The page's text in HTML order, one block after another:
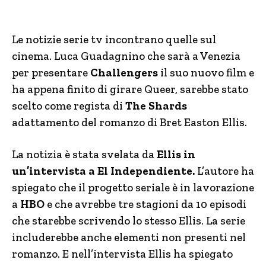
Le notizie serie tv incontrano quelle sul
cinema. Luca Guadagnino che sarà a Venezia
per presentare Challengers il suo nuovo film e
ha appena finito di girare Queer, sarebbe stato
scelto come regista di The Shards
adattamento del romanzo di Bret Easton Ellis.
La notizia è stata svelata daEllis in
un’intervista a El Independiente. L’autore ha
spiegato che il progetto seriale è in lavorazione
a HBO e che avrebbe tre stagioni da 10 episodi
che starebbe scrivendo lo stesso Ellis. La serie
includerebbe anche elementi non presenti nel
romanzo. E nell’intervista Ellis ha spiegato